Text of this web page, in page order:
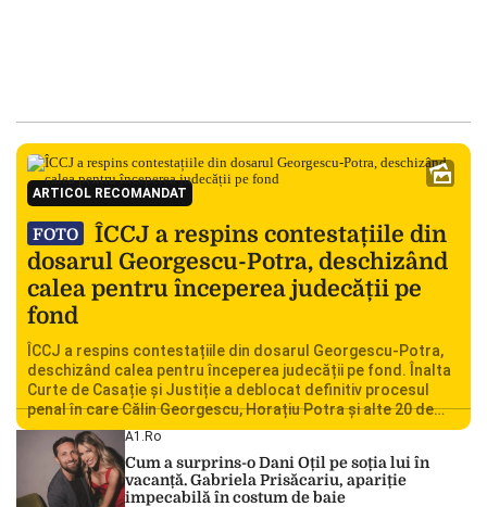
ARTICOL RECOMANDAT
FOTO
ÎCCJ a respins contestațiile din
dosarul Georgescu-Potra, deschizând
calea pentru începerea judecății pe
fond
ÎCCJ a respins contestațiile din dosarul Georgescu-Potra,
deschizând calea pentru începerea judecății pe fond. Înalta
Curte de Casație și Justiție a deblocat definitiv procesul
penal în care Călin Georgescu, Horațiu Potra și alte 20 de
persoane sunt acuzați de acțiuni îndreptate împotriva
ordinii constituționale. În ședința din camera preliminară,
judecătorii de la instanța supremă au […]
A1.ro
Cum a surprins-o Dani Oțil pe soția lui în
vacanță. Gabriela Prisăcariu, apariție
impecabilă în costum de baie